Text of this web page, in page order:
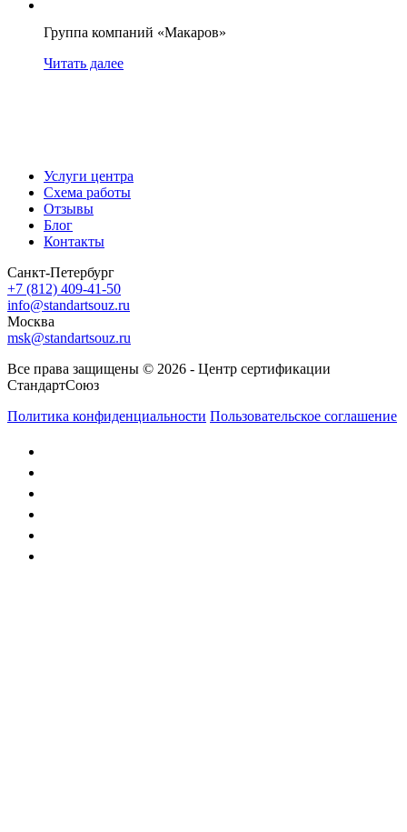
Группа компаний «Макаров»
Читать далее
Услуги центра
Схема работы
Отзывы
Блог
Контакты
Санкт-Петербург
+7 (812) 409-41-50
info@standartsouz.ru
Москва
msk@standartsouz.ru
Все права защищены © 2026 - Центр сертификации
СтандартСоюз
Политика конфиденциальности Пользовательское соглашение